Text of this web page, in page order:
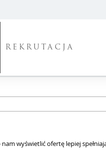
REKRUTACJA
wyświetlić ofertę lepiej